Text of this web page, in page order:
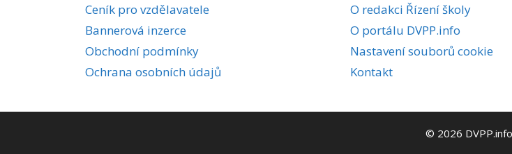
Ceník pro vzdělavatele
Bannerová inzerce
Obchodní podmínky
Ochrana osobních údajů
O redakci Řízení školy
O portálu DVPP.info
Nastavení souborů cookie
Kontakt
© 2026 DVPP.info